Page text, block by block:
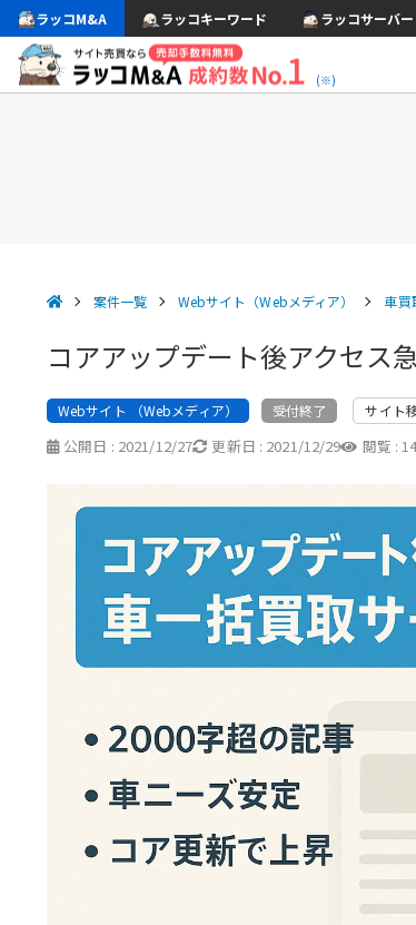
ラッコM&A ラッコキーワード ラッコサーバー
(※)
案件一覧 Webサイト（Webメディア） 車買
コアアップデート後アクセス
Webサイト （Webメディア） 受付終了 サイト
公開日 : 2021/12/27 更新日 : 2021/12/29 閲覧 :